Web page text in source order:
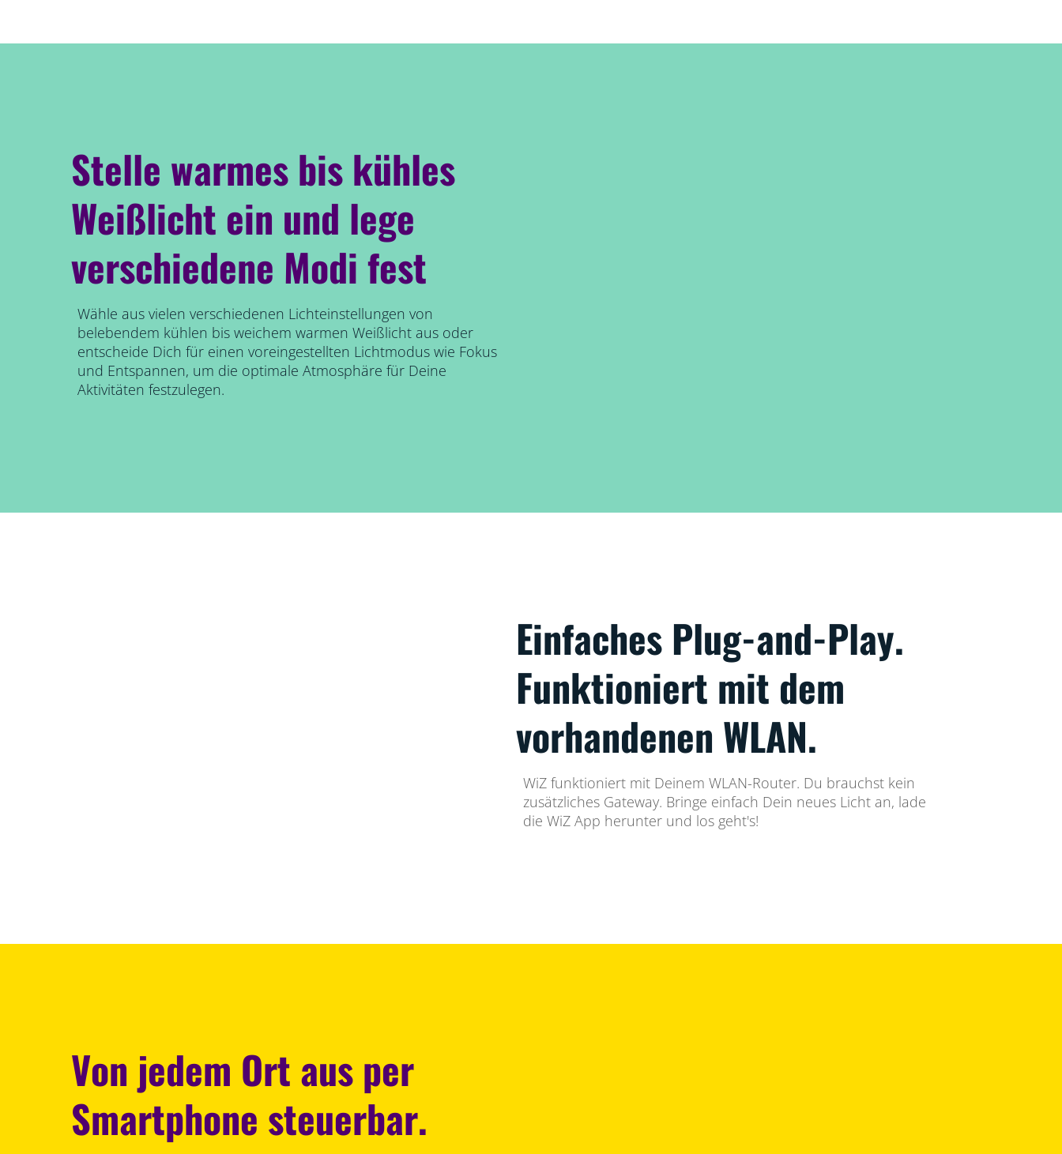
Stelle warmes bis kühles
Weißlicht ein und lege
verschiedene Modi fest
Wähle aus vielen verschiedenen Lichteinstellungen von
belebendem kühlen bis weichem warmen Weißlicht aus oder
entscheide Dich für einen voreingestellten Lichtmodus wie Fokus
und Entspannen, um die optimale Atmosphäre für Deine
Aktivitäten festzulegen.
Einfaches Plug-and-Play.
Funktioniert mit dem
vorhandenen WLAN.
WiZ funktioniert mit Deinem WLAN-Router. Du brauchst kein
zusätzliches Gateway. Bringe einfach Dein neues Licht an, lade
die WiZ App herunter und los geht's!
Von jedem Ort aus per
Smartphone steuerbar.